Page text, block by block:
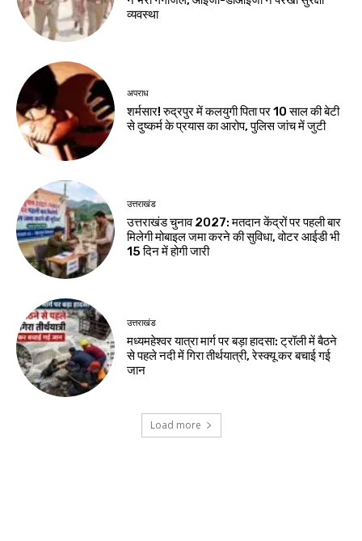
व्यवस्था
अपराध
शर्मसार! रुद्रपुर में कलयुगी पिता पर 10 साल की बेटी
से दुष्कर्म के प्रयास का आरोप, पुलिस जांच में जुटी
उत्तराखंड
उत्तराखंड चुनाव 2027: मतदान केंद्रों पर पहली बार
मिलेगी मोबाइल जमा करने की सुविधा, वोटर आईडी भी
15 दिन में होगी जारी
उत्तराखंड
मध्यमहेश्वर यात्रा मार्ग पर बड़ा हादसा: ट्रॉली में बैठने
से पहले नदी में गिरा तीर्थयात्री, रेस्क्यू कर बचाई गई
जान
Load more